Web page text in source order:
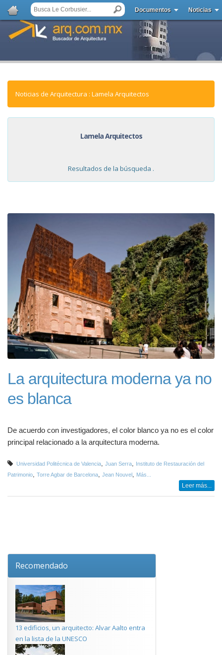
Documentos Noticias
Noticias de Arquitectura : Lamela Arquitectos
Lamela Arquitectos
Resultados de la búsqueda .
La arquitectura moderna ya no
es blanca
De acuerdo con investigadores, el color blanco ya no es el color
principal relacionado a la arquitectura moderna.
Universidad Politécnica de Valencia, Juan Serra,
Instituto de Restauración del
Patrimonio, Torre Agbar de Barcelona, Jean Nouvel , Más...
Leer más...
Recomendado
13 edificios, un arquitecto: Alvar Aalto entra
en la lista de la UNESCO